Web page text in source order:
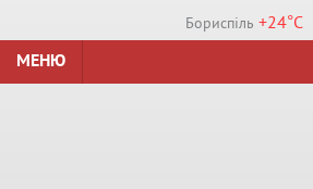
Бориспiль +24°C
МЕНЮ